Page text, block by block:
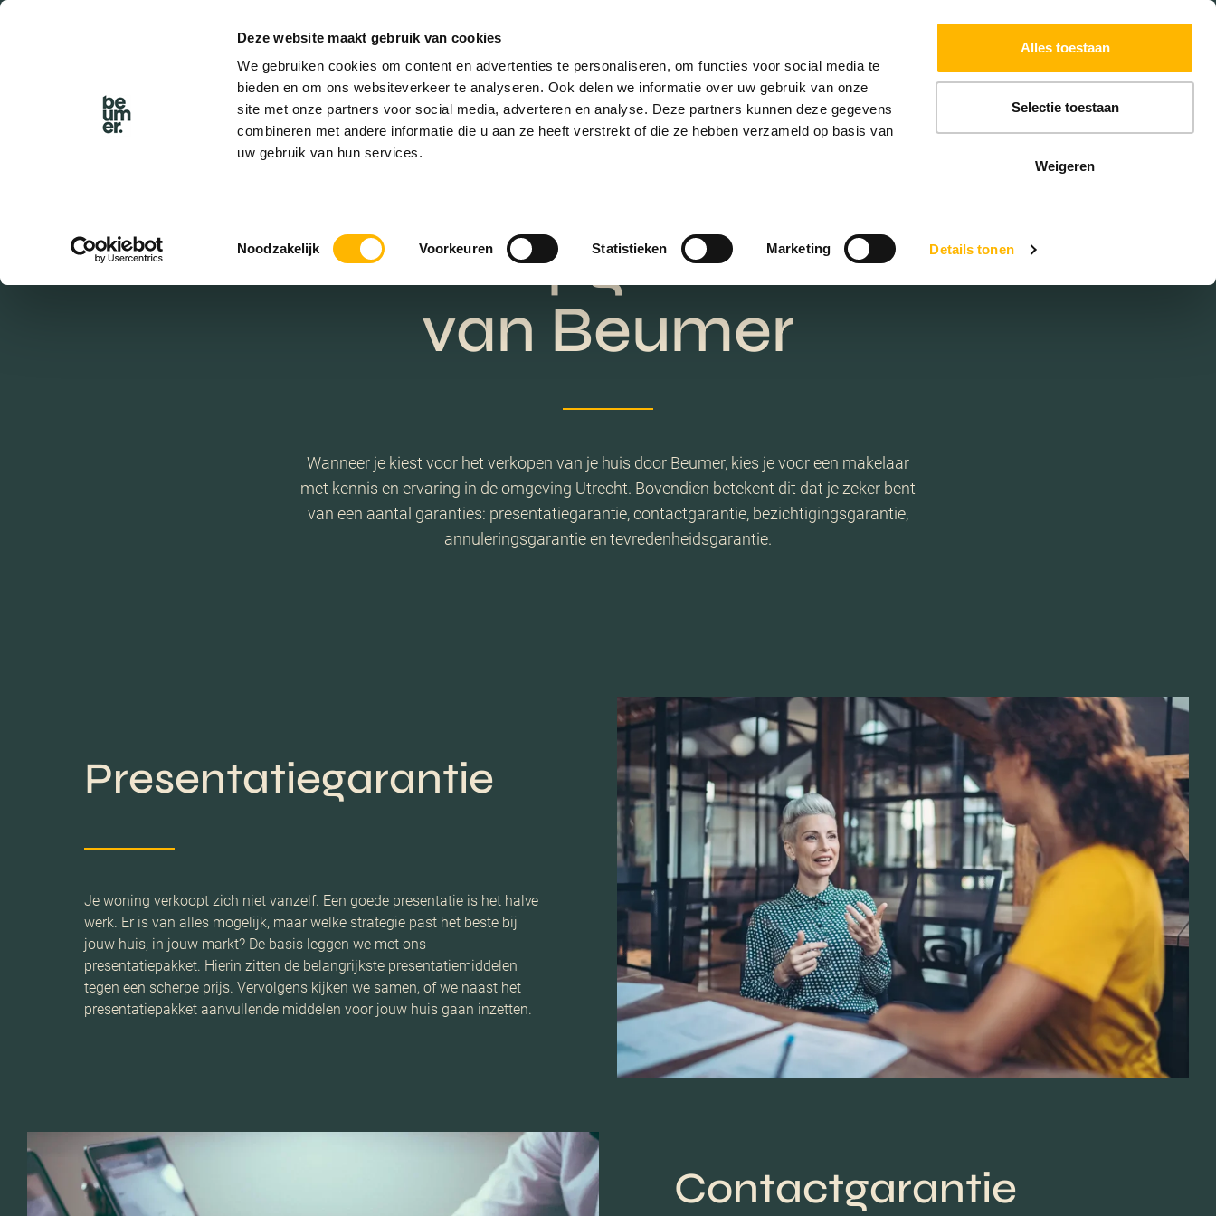
Deze website maakt gebruik van cookies
We gebruiken cookies om content en advertenties te personaliseren, om functies voor social media te
bieden en om ons websiteverkeer te analyseren. Ook delen we informatie over uw gebruik van onze
site met onze partners voor social media, adverteren en analyse. Deze partners kunnen deze gegevens
combineren met andere informatie die u aan ze heeft verstrekt of die ze hebben verzameld op basis van
uw gebruik van hun services.
Toestemmingsselectie
Noodzakelijk Voorkeuren Statistieken Marketing Details tonen
Alles toestaan
Selectie toestaan
Weigeren
EXTRA DIENSTEN
De
verkoopgaranties
van Beumer
Wanneer je kiest voor het verkopen van je huis door Beumer, kies je voor een makelaar
met kennis en ervaring in de omgeving Utrecht. Bovendien betekent dit dat je zeker bent
van een aantal garanties: presentatiegarantie, contactgarantie, bezichtigingsgarantie,
annuleringsgarantie en tevredenheidsgarantie.
Presentatiegarantie
Je woning verkoopt zich niet vanzelf. Een goede presentatie is het halve
werk. Er is van alles mogelijk, maar welke strategie past het beste bij
jouw huis, in jouw markt? De basis leggen we met ons
presentatiepakket. Hierin zitten de belangrijkste presentatiemiddelen
tegen een scherpe prijs. Vervolgens kijken we samen, of we naast het
presentatiepakket aanvullende middelen voor jouw huis gaan inzetten.
Contactgarantie